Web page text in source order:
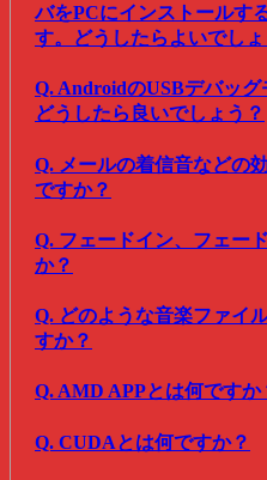
バをPCにインストールす
す。どうしたらよいでしょ
Q. AndroidのUSBデバッグ
どうしたら良いでしょう？
Q. メールの着信音などの
ですか？
Q. フェードイン、フェー
か？
Q. どのような音楽ファイ
すか？
Q. AMD APPとは何ですか
Q. CUDAとは何ですか？